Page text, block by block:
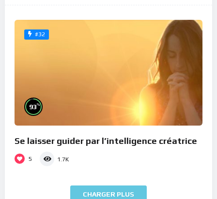
#32
93%
Se laisser guider par l’intelligence créatrice
5 1.7K
CHARGER PLUS